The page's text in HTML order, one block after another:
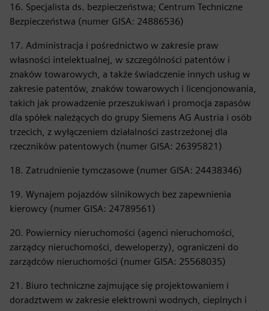
16. Specjalista ds. bezpieczeństwa; Centrum Techniczne
Bezpieczeństwa (numer GISA: 24886536)
17. Administracja i pośrednictwo w zakresie praw
własności intelektualnej, w szczególności patentów i
znaków towarowych, a także świadczenie innych usług w
zakresie patentów, znaków towarowych i licencjonowania,
takich jak prowadzenie przeszukiwań i promocja zapasów
dla spółek należących do grupy Siemens AG Austria i osób
trzecich, z wyłączeniem działalności zastrzeżonej dla
rzeczników patentowych (numer GISA: 26395821)
18. Zatrudnienie tymczasowe (numer GISA: 24438346)
19. Wynajem pojazdów silnikowych bez zapewnienia
kierowcy (numer GISA: 24789561)
20. Powiernicy nieruchomości (agenci nieruchomości,
zarządcy nieruchomości, deweloperzy), ograniczeni do
zarządców nieruchomości (numer GISA: 25568035)
21. Biuro techniczne zajmujące się projektowaniem i
doradztwem w zakresie elektrowni wodnych, cieplnych i